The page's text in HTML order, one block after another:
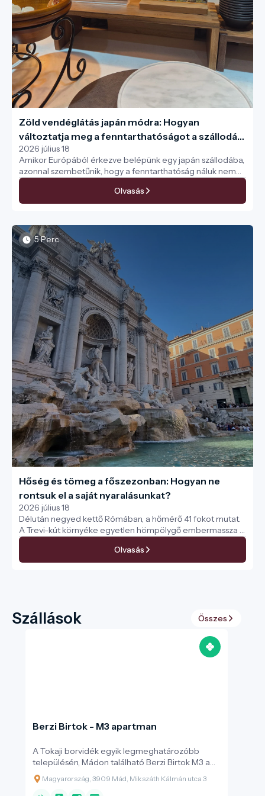
Zöld vendéglátás japán módra: Hogyan
változtatja meg a fenntarthatóságot a szállodák
új generációja
2026 július 18
Amikor Európából érkezve belépünk egy japán szállodába,
azonnal szembetűnik, hogy a fenntarthatóság náluk nem
csupán egy jól hangzó marketingfogás, hanem a
mindennapi működés alapja, amit kiválóan kommunikálnak
is a vendégek felé. A szigetország modern láncai rendkívül
fenntartható fejlődési célokhoz, az úgynevezett SDG-khez.
Mindezt úgy teszik, hogy a környezetvédelmi
szempontokat ötvözik a legendás japán
vendégszeretettel és a praktikummal. Az eredmény egy
olyan utazási élmény, amely kézzelfoghatóan mutatja meg,
hogyan lehet egy szálloda egyszerre kényelmes és
bolygóbarát.
Olvasás
5 Perc
Hőség és tömeg a főszezonban: Hogyan ne
rontsuk el a saját nyaralásunkat?
2026 július 18
Délután negyed kettő Rómában, a hőmérő 41 fokot mutat.
A Trevi-kút környéke egyetlen hömpölygő embermassza a
tűző napon, ahol a kövekről visszaverődő hőség leginkább
egy pizzasütő belső melegére emlékeztet. Sokan mégis
ott állnak, szorosan követve a feszített útitervet –
Olvasás
Szállások Összes
Berzi Birtok - M3 apartman
A Tokaji borvidék egyik legmeghatározóbb
településén, Mádon található Berzi Birtok M3 a
modern kényelem és a tradicionális borvidéki
hangulat ötvözete. A szálláshely kialakításakor
Magyarország, 3909 Mád, Mikszáth Kálmán utca 3